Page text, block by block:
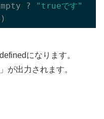
? "trueです"
になります。
が出力されます。